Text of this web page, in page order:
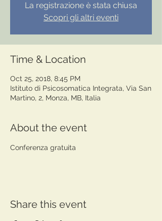
La registrazione è stata chiusa
Scopri gli altri eventi
Time & Location
Oct 25, 2018, 8:45 PM
Istituto di Psicosomatica Integrata, Via San
Martino, 2, Monza, MB, Italia
About the event
Conferenza gratuita
Share this event